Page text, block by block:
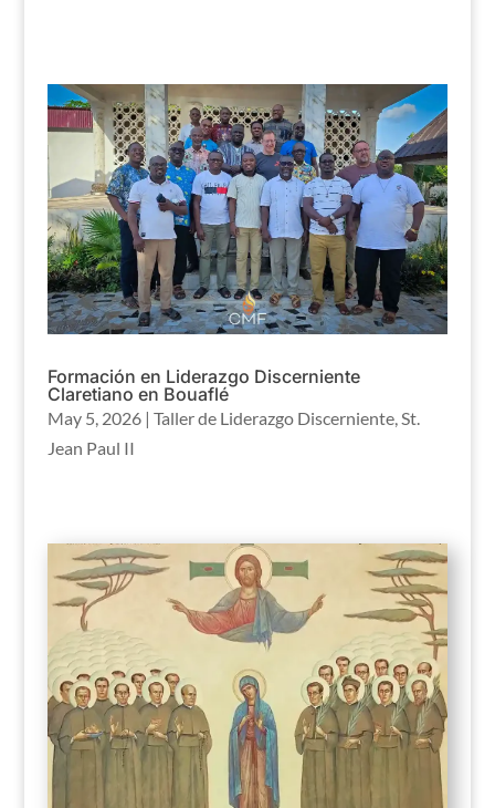
Formación en Liderazgo Discerniente
Claretiano en Bouaflé
May 5, 2026| Taller de Liderazgo Discerniente,St.
Jean Paul II